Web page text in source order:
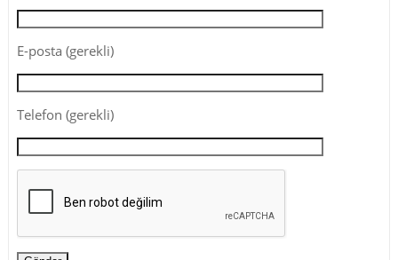
E-posta (gerekli)
Telefon (gerekli)